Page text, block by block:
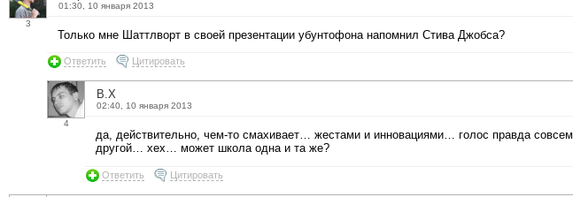
3
01:30, 10 января 2013
Только мне Шаттлворт в своей презентации убунтофона напомнил Стива Джобса?
Ответить Цитировать
4
B.X
02:40, 10 января 2013
да, действительно, чем-то смахивает… жестами и инновациями… голос правда совсем
другой… хех… может школа одна и та же?
Ответить Цитировать